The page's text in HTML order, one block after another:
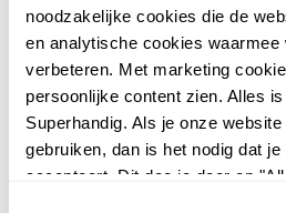
noodzakelijke cookies die de
en analytische cookies waarmee
verbeteren. Met marketing
persoonlijke content zien. Alles
Superhandig. Als je onze
gebruiken, dan is het nodig dat
accepteert. Dit doe je door op